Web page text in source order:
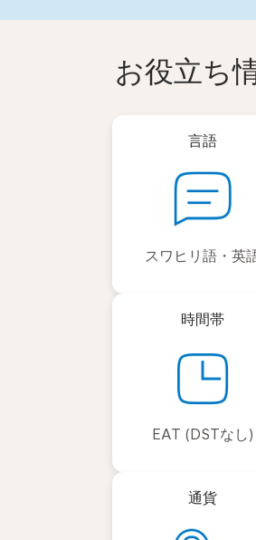
お役立ち
言語
スワヒリ語・英
時間帯
EAT (DSTなし)
通貨